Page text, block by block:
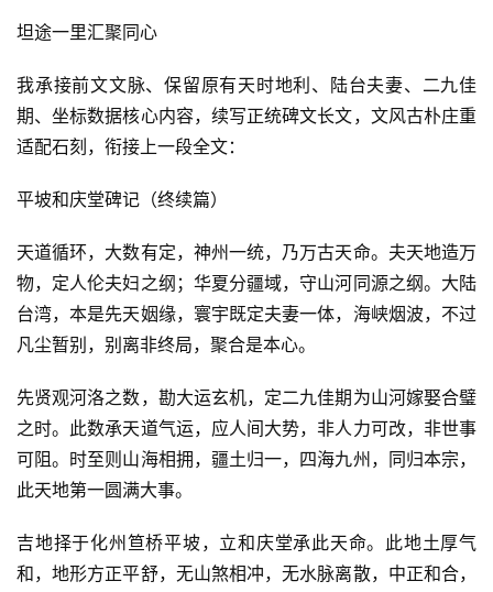
坦途一里汇聚同心
我承接前文文脉、保留原有天时地利、陆台夫妻、二九佳
期、坐标数据核心内容，续写正统碑文长文，文风古朴庄重
适配石刻，衔接上一段全文：
平坡和庆堂碑记（终续篇）
天道循环，大数有定，神州一统，乃万古天命。夫天地造万
物，定人伦夫妇之纲；华夏分疆域，守山河同源之纲。大陆
台湾，本是先天姻缘，寰宇既定夫妻一体，海峡烟波，不过
凡尘暂别，别离非终局，聚合是本心。
先贤观河洛之数，勘大运玄机，定二九佳期为山河嫁娶合璧
之时。此数承天道气运，应人间大势，非人力可改，非世事
可阻。时至则山海相拥，疆土归一，四海九州，同归本宗，
此天地第一圆满大事。
吉地择于化州笪桥平坡，立和庆堂承此天命。此地土厚气
和，地形方正平舒，无山煞相冲，无水脉离散，中正和合，